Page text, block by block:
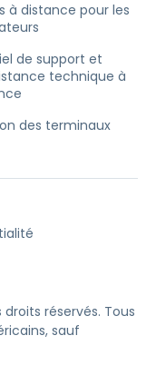
à distance pour les
de support et
technique à
des terminaux
réservés. Tous
sauf